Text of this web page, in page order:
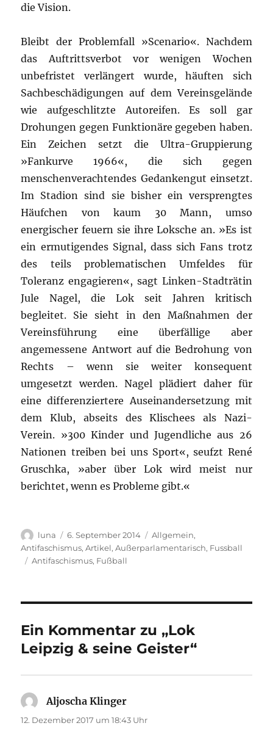
die Vision.
Bleibt der Problemfall »Scenario«. Nachdem
das Auftrittsverbot vor wenigen Wochen
unbefristet verlängert wurde, häuften sich
Sachbeschädigungen auf dem Vereinsgelände
wie aufgeschlitzte Autoreifen. Es soll gar
Drohungen gegen Funktionäre gegeben haben.
Ein Zeichen setzt die Ultra-Gruppierung
»Fankurve 1966«, die sich gegen
menschenverachtendes Gedankengut einsetzt.
Im Stadion sind sie bisher ein versprengtes
Häufchen von kaum 30 Mann, umso
energischer feuern sie ihre Loksche an. »Es ist
ein ermutigendes Signal, dass sich Fans trotz
des teils problematischen Umfeldes für
Toleranz engagieren«, sagt Linken-Stadträtin
Jule Nagel,die Lok seit Jahren kritisch
begleitet. Sie sieht in den Maßnahmen der
Vereinsführung eine überfällige aber
angemessene Antwort aufdie Bedrohung von
Rechts – wenn sie weiter konsequent
umgesetzt werden. Nagel plädiert daher für
eine differenziertere Auseinandersetzung mit
dem Klub, abseits des Klischees als Nazi-
Verein. »300 Kinder und Jugendliche aus 26
Nationen treiben bei uns Sport«, seufzt René
Gruschka, »aber über Lok wird meist nur
berichtet, wenn es Probleme gibt.«
Autor
luna
Veröffentlicht
am
6. September 2014 Kategorien
Allgemein,
Antifaschismus,Artikel,Außerparlamentarisch, Fussball
Schlagwörter
Antifaschismus, Fußball
Ein Kommentar zu „Lok
Leipzig & seine Geister“
Aljoscha Klinger
12. Dezember 2017 um 18:43 Uhr